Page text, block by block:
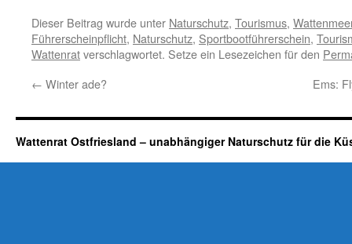
Dieser Beitrag wurde unter Naturschutz, Tourismus,
Führerscheinpflicht, Naturschutz, Sportbootführerschein,
Wattenratverschlagwortet. Setze ein Lesezeichen für den
← Winter ade? Ems:
Wattenrat Ostfriesland – unabhängiger Naturschutz für die